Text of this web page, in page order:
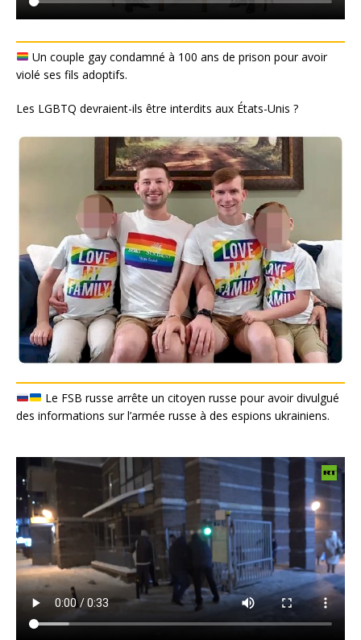
Un couple gay condamné à 100 ans de prison pour avoir
violé ses fils adoptifs.
Les LGBTQ devraient-ils être interdits aux États-Unis ?
Le FSB russe arrête un citoyen russe pour avoir divulgué
des informations sur l’armée russe à des espions ukrainiens.